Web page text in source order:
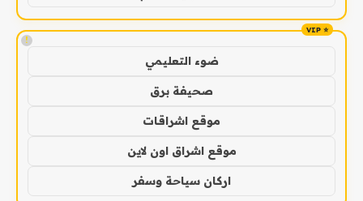
!
ضوء التعليمي
صحيفة برق
موقع اشراقات
موقع اشراق اون لاين
اركان سياحة وسفر